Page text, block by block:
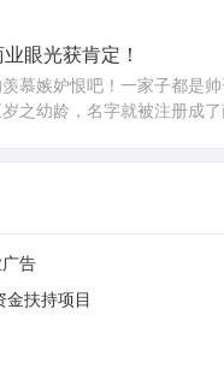
眼光获肯定！
慕嫉妒恨吧！一家子都是
之幼龄，名字就被注册成了
告
金扶持项目